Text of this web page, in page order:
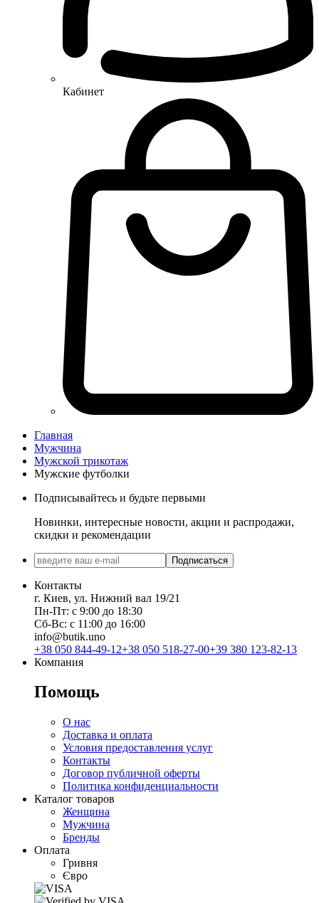
Кабинет
Главная
Мужчина
Мужской трикотаж
Мужские футболки
Подписывайтесь и будьте первыми
Новинки, интересные новости, акции и распродажи,
скидки и рекомендации
Подписаться
Контакты
г. Киев, ул. Нижний вал 19/21
Пн-Пт: с 9:00 до 18:30
Сб-Вс: с 11:00 до 16:00
info@butik.uno
+38 050 844-49-12+38 050 518-27-00+39 380 123-82-13
Компания
Помощь
О нас
Доставка и оплата
Условия предоставления услуг
Контакты
Договор публичной оферты
Политика конфиденциальности
Каталог товаров
Женщина
Мужчина
Бренды
Оплата
Гривня
Євро